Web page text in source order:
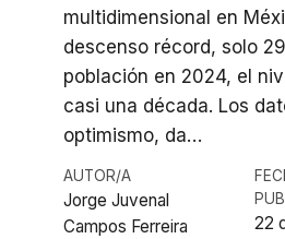
multidimensional en
descenso récord, solo
población en 2024, el
casi una década. Los
optimismo, da…
AUTOR/A
Jorge Juvenal
Campos Ferreira
22